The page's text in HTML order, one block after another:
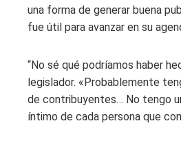
una forma de generar buena
fue útil para avanzar en su
“No sé qué podríamos haber
legislador. «Probablemente
de contribuyentes… No tengo
íntimo de cada persona que